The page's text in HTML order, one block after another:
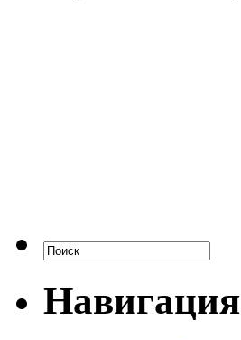
Навигация